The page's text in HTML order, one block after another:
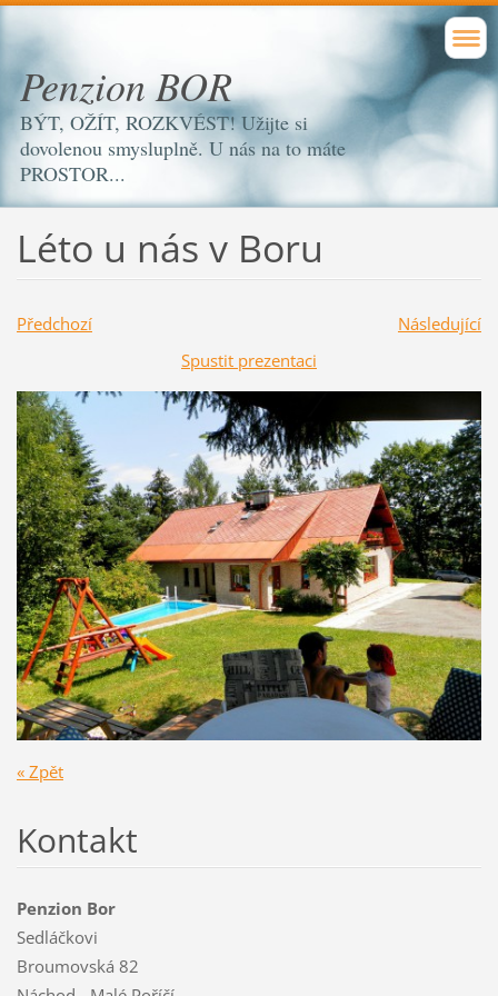
Penzion BOR
BÝT, OŽÍT, ROZKVÉST! Užijte si
dovolenou smysluplně. U nás na to máte
PROSTOR...
Léto u nás v Boru
Předchozí
Následující
Spustit prezentaci
« Zpět
Kontakt
Penzion Bor
Sedláčkovi
Broumovská 82